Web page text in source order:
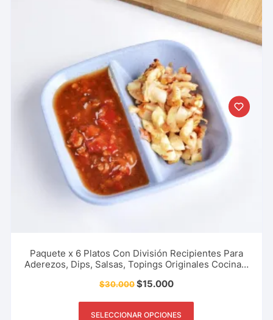
Paquete x 6 Platos Con División Recipientes Para
Aderezos, Dips, Salsas, Topings Originales Cocina y
$30.000$15.000
SELECCIONAR OPCIONES